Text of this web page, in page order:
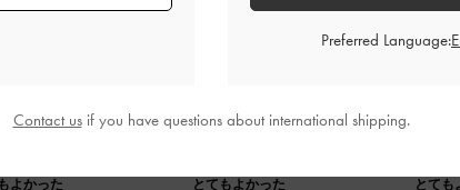
よかった とてもよかった とても
Preferred Language:
Contact usif you have questions about international shipping.